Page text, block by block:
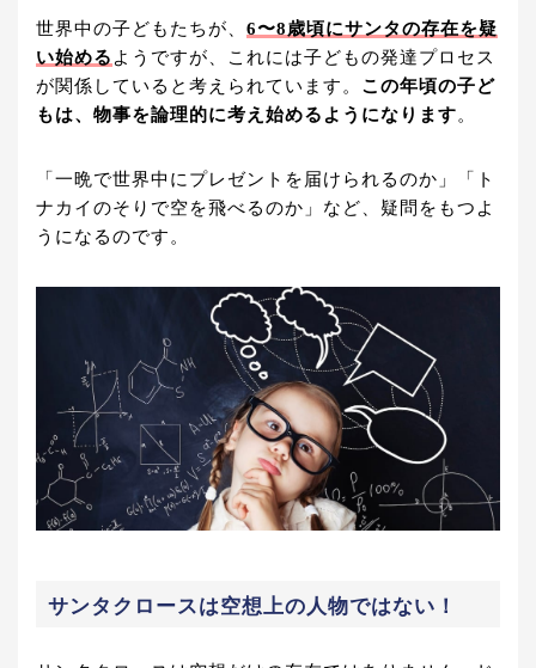
世界中の子どもたちが、 6〜8歳頃にサンタの存在を疑
い始める ようですが、これには子どもの発達プロセス
が関係していると考えられています。 この年頃の子ど
もは、物事を論理的に考え始めるようになります。
「一晩で世界中にプレゼントを届けられるのか」「ト
ナカイのそりで空を飛べるのか」など、疑問をもつよ
うになるのです。
サンタクロースは空想上の人物ではない！